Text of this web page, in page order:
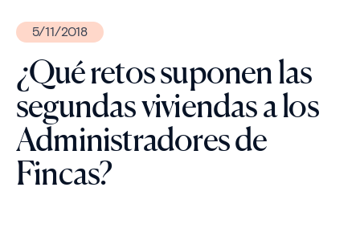
5/11/2018
¿Qué retos suponen las
segundas viviendas a los
Administradores de
Fincas?